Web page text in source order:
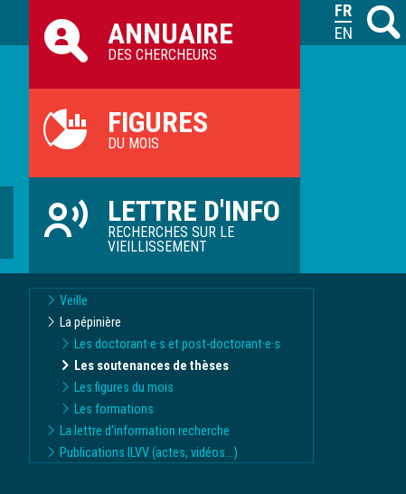
M
ILVV
ANNUAIRE
DES CHERCHEURS
FIGURES
DU MOIS
LETTRE D'INFO
RECHERCHES SUR LE
VIEILLISSEMENT
Veille
La pépinière
Les doctorant·e·s et post-doctorant·e·s
Les soutenances de thèses
Les figures du mois
Les formations
La lettre d'information recherche
Publications ILVV (actes, vidéos...)
FRANÇAIS
ENGLISH